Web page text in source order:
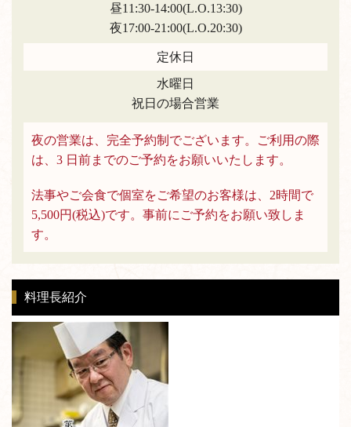
昼11:30-14:00(L.O.13:30)
夜17:00-21:00(L.O.20:30)
定休日
水曜日
祝日の場合営業
夜の営業は、完全予約制でございます。ご利用の際
は、3 日前までのご予約をお願いいたします。
法事やご会食で個室をご希望のお客様は、2時間で
5,500円(税込)です。事前にご予約をお願い致しま
す。
料理長紹介